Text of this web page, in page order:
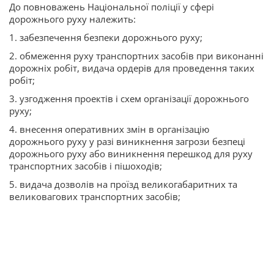
До повноважень Національної поліції у сфері
дорожнього руху належить:
1. забезпечення безпеки дорожнього руху;
2. обмеження руху транспортних засобів при виконанні
дорожніх робіт, видача ордерів для проведення таких
робіт;
3. узгодження проектів і схем організації дорожнього
руху;
4. внесення оперативних змін в організацію
дорожнього руху у разі виникнення загрози безпеці
дорожнього руху або виникнення перешкод для руху
транспортних засобів і пішоходів;
5. видача дозволів на проїзд великогабаритних та
великовагових транспортних засобів;